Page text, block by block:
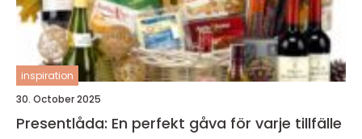
inspiration
30. October 2025
Presentlåda: En perfekt gåva för varje tillfälle